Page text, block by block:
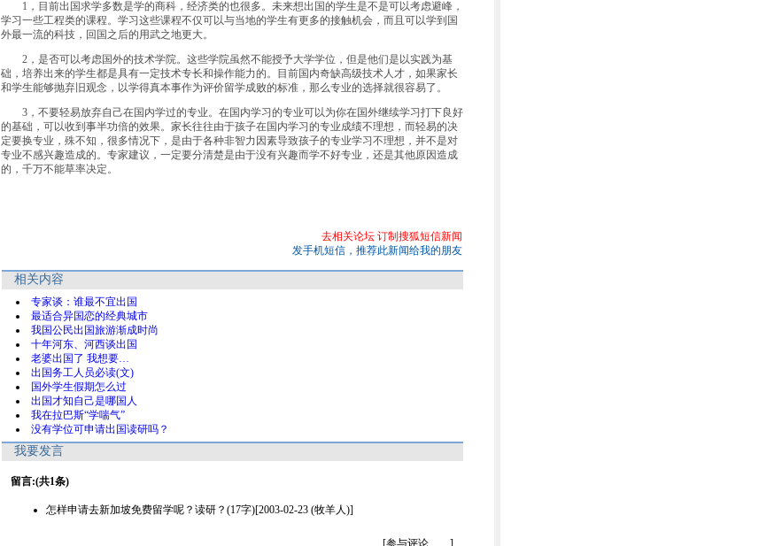
1，目前出国求学多数是学的商科，经济类的也很多。未来想出国的学生是不是可以考虑避峰，
学习一些工程类的课程。学习这些课程不仅可以与当地的学生有更多的接触机会，而且可以学到国
外最一流的科技，回国之后的用武之地更大。
2，是否可以考虑国外的技术学院。这些学院虽然不能授予大学学位，但是他们是以实践为基
础，培养出来的学生都是具有一定技术专长和操作能力的。目前国内奇缺高级技术人才，如果家长
和学生能够抛弃旧观念，以学得真本事作为评价留学成败的标准，那么专业的选择就很容易了。
3，不要轻易放弃自己在国内学过的专业。在国内学习的专业可以为你在国外继续学习打下良好
的基础，可以收到事半功倍的效果。家长往往由于孩子在国内学习的专业成绩不理想，而轻易的决
定要换专业，殊不知，很多情况下，是由于各种非智力因素导致孩子的专业学习不理想，并不是对
专业不感兴趣造成的。专家建议，一定要分清楚是由于没有兴趣而学不好专业，还是其他原因造成
的，千万不能草率决定。
去相关论坛 订制搜狐短信新闻
发手机短信，推荐此新闻给我的朋友
相关内容
专家谈：谁最不宜出国
最适合异国恋的经典城市
我国公民出国旅游渐成时尚
十年河东、河西谈出国
老婆出国了 我想要…
出国务工人员必读(文)
国外学生假期怎么过
出国才知自己是哪国人
我在拉巴斯“学喘气”
没有学位可申请出国读研吗？
我要发言
留言:(共1条)
怎样申请去新加坡免费留学呢？读研？(17字)[2003-02-23 (牧羊人)]
[参与评论……]